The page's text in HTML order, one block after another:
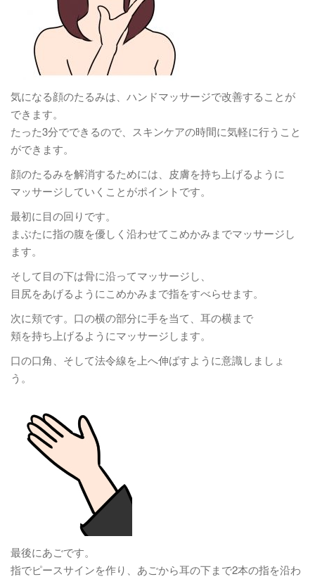
気になる顔のたるみは、ハンドマッサージで改善することが
できます。
たった3分でできるので、スキンケアの時間に気軽に行うこと
ができます。
顔のたるみを解消するためには、皮膚を持ち上げるように
マッサージしていくことがポイントです。
最初に目の回りです。
まぶたに指の腹を優しく沿わせてこめかみまでマッサージし
ます。
そして目の下は骨に沿ってマッサージし、
目尻をあげるようにこめかみまで指をすべらせます。
次に頬です。口の横の部分に手を当て、耳の横まで
頬を持ち上げるようにマッサージします。
口の口角、そして法令線を上へ伸ばすように意識しましょ
う。
最後にあごです。
指でピースサインを作り、あごから耳の下まで2本の指を沿わ